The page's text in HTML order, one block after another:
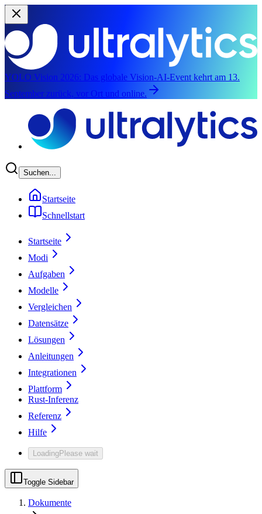
YOLO Vision 2026: Das globale Vision-AI-Event kehrt am 13.
September zurück, vor Ort und online.
Suchen...
Startseite
Schnellstart
Startseite
Modi
Aufgaben
Modelle
Vergleichen
Datensätze
Lösungen
Anleitungen
Integrationen
Plattform
Rust-Inferenz
Referenz
Hilfe
LoadingPlease wait
Toggle Sidebar
Dokumente